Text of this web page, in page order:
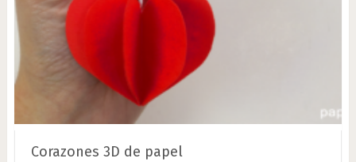
Corazones 3D de papel